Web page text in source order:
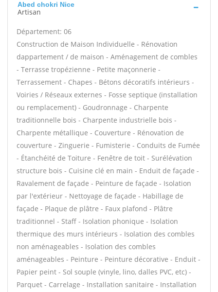
Abed chokri Nice
Artisan
Département: 06
Construction de Maison Individuelle - Rénovation
dappartement / de maison - Aménagement de combles
- Terrasse tropézienne - Petite maçonnerie -
Terrassement - Chapes - Bétons décoratifs intérieurs -
Voiries / Réseaux externes - Fosse septique (installation
ou remplacement) - Goudronnage - Charpente
traditionnelle bois - Charpente industrielle bois -
Charpente métallique - Couverture - Rénovation de
couverture - Zinguerie - Fumisterie - Conduits de Fumée
- Étanchéité de Toiture - Fenêtre de toit - Surélévation
structure bois - Cuisine clé en main - Enduit de façade -
Ravalement de façade - Peinture de façade - Isolation
par l'extérieur - Nettoyage de façade - Habillage de
façade - Plaque de plâtre - Faux plafond - Plâtre
traditionnel - Staff - Isolation phonique - Isolation
thermique des murs intérieurs - Isolation des combles
non aménageables - Isolation des combles
aménageables - Peinture - Peinture décorative - Enduit -
Papier peint - Sol souple (vinyle, lino, dalles PVC, etc) -
Parquet - Carrelage - Installation sanitaire - Installation